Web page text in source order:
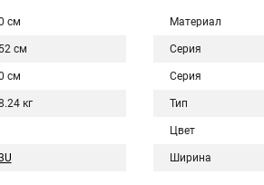
см
см
см
кг
Материал
Серия
Серия
Тип
Цвет
Ширина